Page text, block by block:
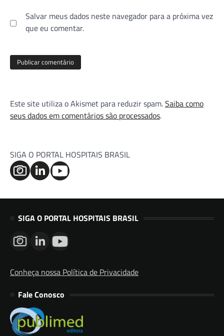
Salvar meus dados neste navegador para a próxima vez
que eu comentar.
Este site utiliza o Akismet para reduzir spam.Saiba como
seus dados em comentários são processados.
SIGA O PORTAL HOSPITAIS BRASIL
SIGA O PORTAL HOSPITAIS BRASIL
Conheça nossa Política de Privacidade
Fale Conosco